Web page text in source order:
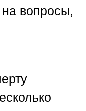
вопросы,